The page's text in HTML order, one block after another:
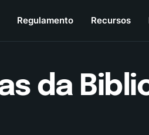
Regulamento Recursos
da